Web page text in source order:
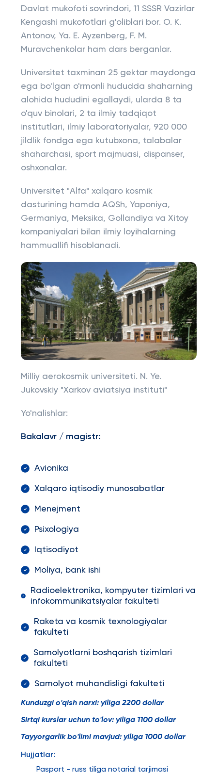
Davlat mukofoti sovrindori, 11 SSSR Vazirlar
Kengashi mukofotlari g'oliblari bor. O. K.
Antonov, Ya. E. Ayzenberg, F. M.
Muravchenkolar ham dars berganlar.
Universitet taxminan 25 gektar maydonga
ega bo'lgan o'rmonli hududda shaharning
alohida hududini egallaydi, ularda 8 ta
o'quv binolari, 2 ta ilmiy tadqiqot
institutlari, ilmiy laboratoriyalar, 920 000
jildlik fondga ega kutubxona, talabalar
shaharchasi, sport majmuasi, dispanser,
oshxonalar.
Universitet "Alfa" xalqaro kosmik
dasturining hamda AQSh, Yaponiya,
Germaniya, Meksika, Gollandiya va Xitoy
kompaniyalari bilan ilmiy loyihalarning
hammuallifi hisoblanadi.
Milliy aerokosmik universiteti. N. Ye.
Jukovskiy "Xarkov aviatsiya instituti"
Yo'nalishlar:
Bakalavr / magistr:
Avionika
Xalqaro iqtisodiy munosabatlar
Menejment
Psixologiya
Iqtisodiyot
Moliya, bank ishi
Radioelektronika, kompyuter tizimlari va
infokommunikatsiyalar fakulteti
Raketa va kosmik texnologiyalar
fakulteti
Samolyotlarni boshqarish tizimlari
fakulteti
Samolyot muhandisligi fakulteti
Kunduzgi o'qish narxi: yiliga 2200 dollar
Sirtqi kurslar uchun to'lov: yiliga 1100 dollar
Tayyorgarlik bo'limi mavjud: yiliga 1000 dollar
Hujjatlar:
Pasport - russ tiliga notarial tarjimasi